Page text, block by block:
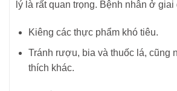
lý là rất quan trọng. Bệnh nhân ở giai
Kiêng các thực phẩm khó tiêu.
Tránh rượu, bia và thuốc lá, cũng
thích khác.